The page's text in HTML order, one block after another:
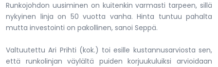
Runkojohdon uusiminen on kuitenkin varmasti tarpeen, sillä
nykyinen linja on 50 vuotta vanha. Hinta tuntuu pahalta
mutta investointi on pakollinen, sanoi Seppä.
Valtuutettu Ari Prihti (kok.) toi esille kustannusarviosta sen,
että runkolinjan väylältä puiden korjuukuluiksi arvioidaan